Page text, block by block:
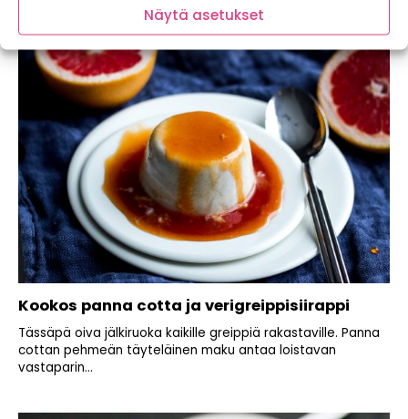
Näytä asetukset
Kookos panna cotta ja verigreippisiirappi
Tässäpä oiva jälkiruoka kaikille greippiä rakastaville. Panna
cottan pehmeän täyteläinen maku antaa loistavan
vastaparin...